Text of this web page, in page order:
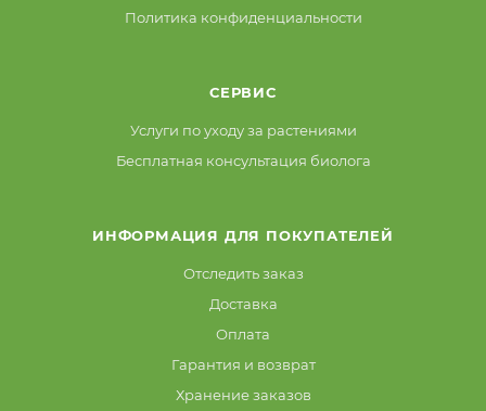
Политика конфиденциальности
СЕРВИС
Услуги по уходу за растениями
Бесплатная консультация биолога
ИНФОРМАЦИЯ ДЛЯ ПОКУПАТЕЛЕЙ
Отследить заказ
Доставка
Оплата
Гарантия и возврат
Хранение заказов